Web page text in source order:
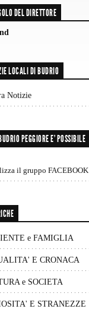
DEL DIRETTORE
LOCALI DI BUDRIO
Notizie
PEGGIORE E’ POSSIBILE
il gruppo FACEBOOK
e FAMIGLIA
E CRONACA
e SOCIETA
E STRANEZZE